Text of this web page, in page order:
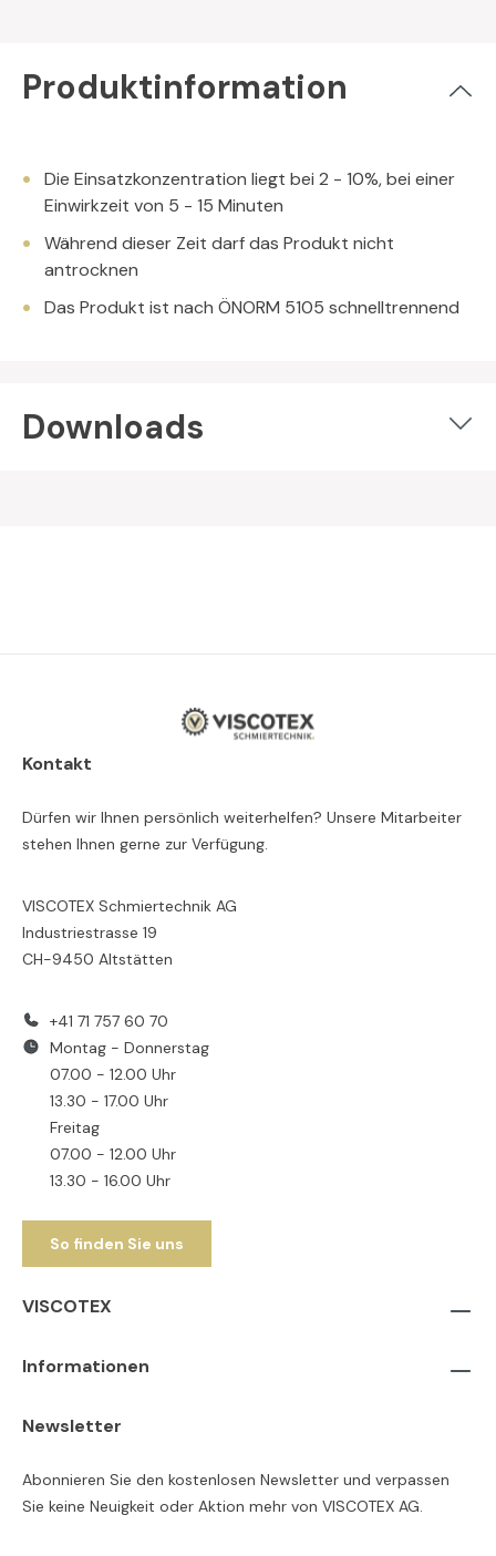
Produktinformation
Die Einsatzkonzentration liegt bei 2 - 10%,bei einer
Einwirkzeit von 5 - 15 Minuten
Während dieser Zeit darf das Produkt nicht
antrocknen
Das Produkt ist nach ÖNORM 5105 schnelltrennend
Downloads
Kontakt
Dürfen wir Ihnen persönlich weiterhelfen? Unsere Mitarbeiter
stehen Ihnen gerne zur Verfügung.
VISCOTEX Schmiertechnik AG
Industriestrasse 19
CH-9450 Altstätten
+41 71 757 60 70
Montag - Donnerstag
07.00 - 12.00 Uhr
13.30 - 17.00 Uhr
Freitag
07.00 - 12.00 Uhr
13.30 - 16.00 Uhr
So finden Sie uns
VISCOTEX
Informationen
Newsletter
Abonnieren Sie den kostenlosen Newsletter und verpassen
Sie keine Neuigkeit oder Aktion mehr von VISCOTEX AG.